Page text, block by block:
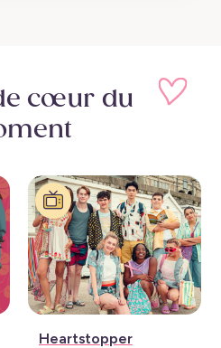
cœur du
Série:
Heartstopper